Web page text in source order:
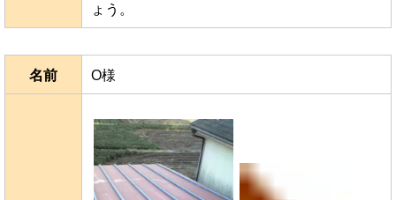
ょう。
名前 O様